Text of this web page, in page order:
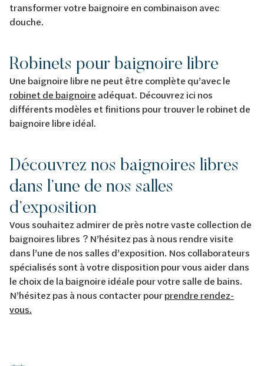
transformer votre baignoire en combinaison avec
douche.
Robinets pour baignoire libre
Une baignoire libre ne peut être complète qu’avec le
robinet de baignoire adéquat. Découvrez ici nos
différents modèles et finitions pour trouver le robinet de
baignoire libre idéal.
Découvrez nos baignoires libres
dans l’une de nos salles
d’exposition
Vous souhaitez admirer de près notre vaste collection de
baignoires libres ? N’hésitez pas à nous rendre visite
dans l’une de nos salles d’exposition. Nos collaborateurs
spécialisés sont à votre disposition pour vous aider dans
le choix de la baignoire idéale pour votre salle de bains.
N’hésitez pas à nous contacter pourprendre rendez-
vous.